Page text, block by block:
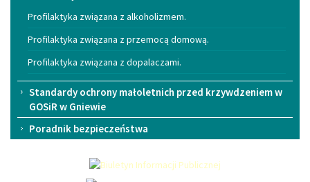
Profilaktyka związana z alkoholizmem.
Profilaktyka związana z przemocą domową.
Profilaktyka związana z dopalaczami.
Standardy ochrony małoletnich przed krzywdzeniem w
GOSiR w Gniewie
Poradnik bezpieczeństwa